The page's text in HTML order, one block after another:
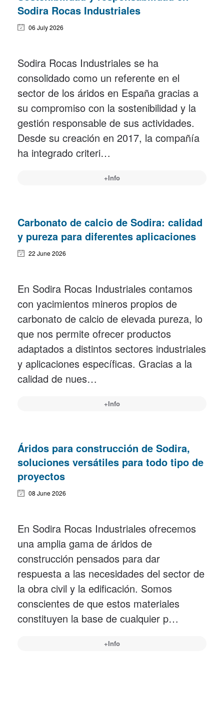
Sodira Rocas Industriales
06 July 2026
Sodira Rocas Industriales se ha
consolidado como un referente en el
sector de los áridos en España gracias a
su compromiso con la sostenibilidad y la
gestión responsable de sus actividades.
Desde su creación en 2017, la compañía
ha integrado criteri…
+Info
Carbonato de calcio de Sodira: calidad
y pureza para diferentes aplicaciones
22 June 2026
En Sodira Rocas Industriales contamos
con yacimientos mineros propios de
carbonato de calcio de elevada pureza, lo
que nos permite ofrecer productos
adaptados a distintos sectores industriales
y aplicaciones específicas. Gracias a la
calidad de nues…
+Info
Áridos para construcción de Sodira,
soluciones versátiles para todo tipo de
proyectos
08 June 2026
En Sodira Rocas Industriales ofrecemos
una amplia gama de áridos de
construcción pensados para dar
respuesta a las necesidades del sector de
la obra civil y la edificación. Somos
conscientes de que estos materiales
constituyen la base de cualquier p…
+Info